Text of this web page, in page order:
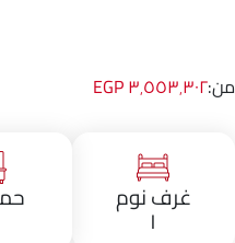
من:٣٬٥٥٣٬٣٠٢ EGP
غرف نوم
١